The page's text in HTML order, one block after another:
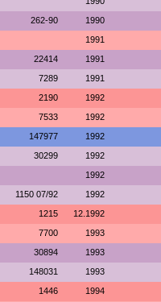
262-90 1990
1991
22414 1991
7289 1991
2190 1992
7533 1992
147977 1992
30299 1992
1992
1150 07/92 1992
1215 12.1992
7700 1993
30894 1993
148031 1993
1446 1994